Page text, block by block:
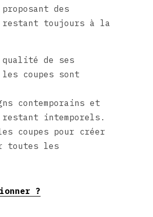
des
restant toujours à la
de ses
coupes sont
contemporains et
intemporels.
coupes pour créer
toutes les
?